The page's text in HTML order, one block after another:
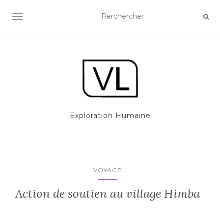
AFFICHER/MASQUER LA NAVIGATION
Exploration Humaine
VOYAGE
Action de soutien au village Himba